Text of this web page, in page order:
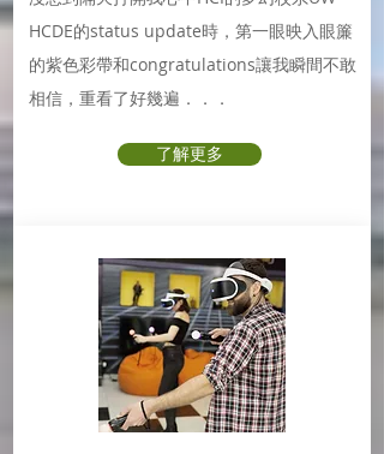
HCDE的status update時，第一眼映入眼簾
的紫色彩帶和congratulations讓我瞬間不敢
相信，重看了好幾遍．．．
了解更多